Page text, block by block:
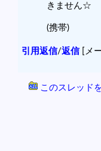
きません☆
(携帯)
引用返信/返信[メ
このスレッド